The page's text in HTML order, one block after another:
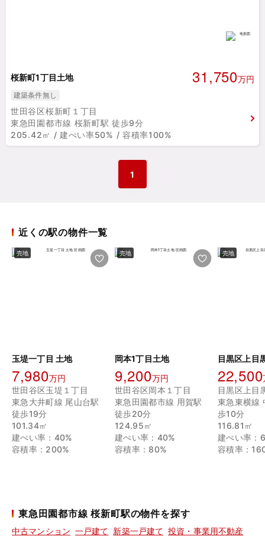
桜新町1丁目土地 31,750万円
建築条件無し
世田谷区桜新町１丁目
東急田園都市線 桜新町駅 徒歩9分
205.42㎡ / 建ぺい率50% / 容積率100%
1
近くの駅の物件一覧
売地
玉堤一丁目 土地
7,980万円
世田谷区玉堤１丁目
東急大井町線 尾山台駅
徒歩19分
101.34㎡
建ぺい率：40%
容積率：200%
売地
岡本1丁目土地
9,200万円
世田谷区岡本１丁目
東急田園都市線 用賀駅
徒歩20分
124.95㎡
建ぺい率：40%
容積率：80%
売地
目黒区上目
22,500
目黒区上目
東急東横線
歩10分
116.81㎡
建ぺい率：
容積率：
東急田園都市線 桜新町駅の物件を探す
中古マンション 一戸建て 新築一戸建て 投資・事業用不動産